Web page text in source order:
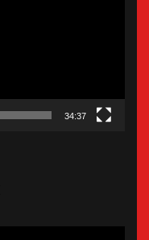
34:37